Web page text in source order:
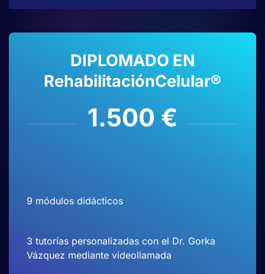
DIPLOMADO EN
RehabilitaciónCelular®
1.500 €
9 módulos didácticos
3 tutorías personalizadas con el Dr. Gorka
Vázquez mediante videollamada